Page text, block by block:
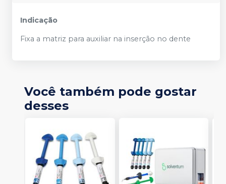
Indicação
Fixa a matriz para auxiliar na inserção no dente
Você também pode gostar
desses